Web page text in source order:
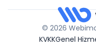
© 2026
KVKKGenel